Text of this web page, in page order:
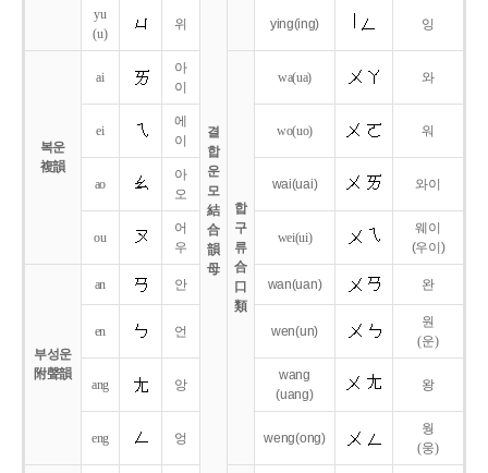
결
합
운
모
結
合
韻
母
yu
(u)
위 ying(ing) 잉
복운
複韻
ai
아
이
합
구
류
合
口
類
wa(ua) 와
ei
에
이
wo(uo) 워
ao
아
오
wai(uai) 와이
ou
어
우
wei(ui)
웨이
(우이)
부성운
附聲韻
an 안 wan(uan) 완
en 언 wen(un)
원
(운)
ang 앙
wang
(uang)
왕
eng 엉 weng(ong)
웡
(웅)